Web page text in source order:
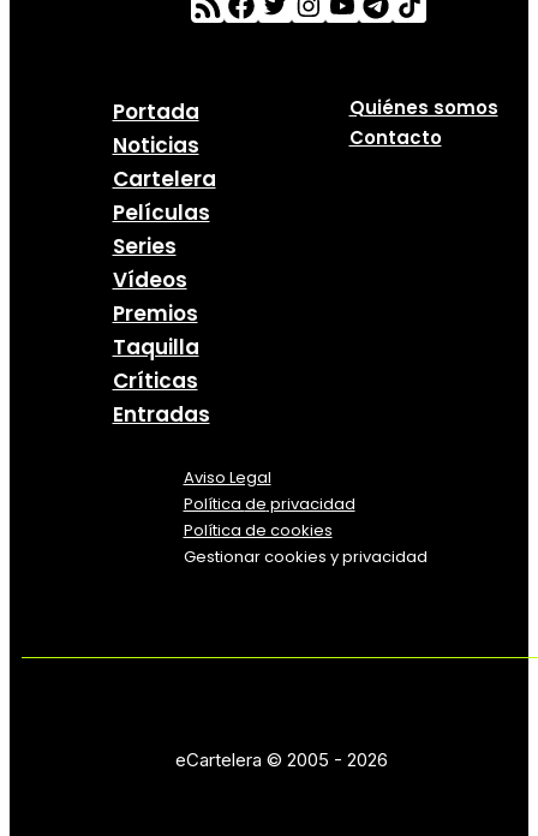
Portada
Noticias
Cartelera
Películas
Series
Vídeos
Premios
Taquilla
Críticas
Entradas
Quiénes somos
Contacto
Aviso Legal
Política de privacidad
Política de cookies
Gestionar cookies y privacidad
eCartelera © 2005 - 2026